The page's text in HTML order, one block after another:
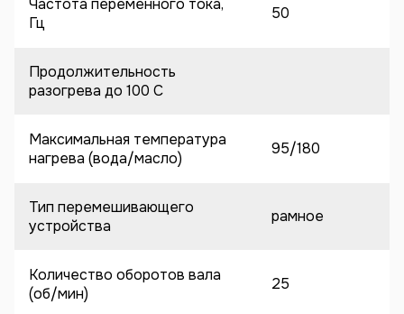
Частота переменного тока,
Гц
50
Продолжительность
разогрева до 100 C
Максимальная температура
нагрева (вода/масло)
95/180
Тип перемешивающего
устройства
рамное
Количество оборотов вала
(об/мин)
25